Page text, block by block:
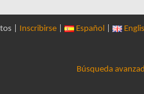
| Inscribirse Español
Búsqueda